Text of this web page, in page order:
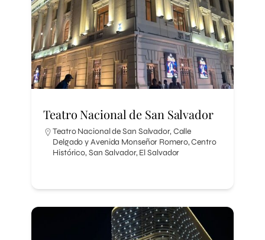
Teatro Nacional de San Salvador
Teatro Nacional de San Salvador, Calle
Delgado y Avenida Monseñor Romero, Centro
Histórico, San Salvador, El Salvador